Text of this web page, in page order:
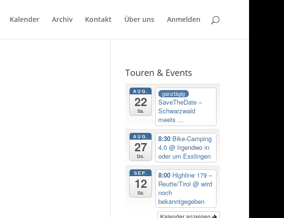
Kalender Archiv Kontakt Über uns Anmelden
Touren & Events
AUG.
22
Sa.
ganztägig
SaveTheDate –
Schwarzwald
meets ...
AUG.
27
Do.
8:30 Bike-Camping
4.0@ Irgendwo in
oder um Esslingen
SEP.
12
Sa.
8:00 Highline 179 –
Reutte/Tirol@ wird
noch
bekanntgegeben
Kalender anzeigen